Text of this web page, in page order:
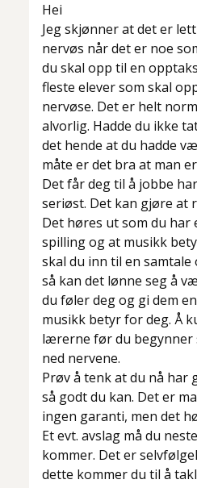
Hei
Jeg skjønner at det er
nervøs når det er noe
du skal opp til en
fleste elever som skal
nervøse. Det er helt
alvorlig. Hadde du ikke
det hende at du hadde
måte er det bra at man
Det får deg til å jobbe
seriøst. Det kan gjøre at
Det høres ut som du
spilling og at musikk
skal du inn til en samtale
så kan det lønne seg å
du føler deg og gi dem
musikk betyr for deg. Å
lærerne før du begynner
ned nervene.
Prøv å tenk at du nå har
så godt du kan. Det er
ingen garanti, men det
Et evt. avslag må du
kommer. Det er
dette kommer du til å